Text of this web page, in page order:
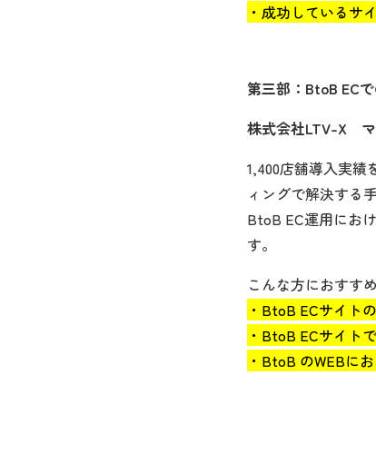
・成功しているサ
第三部：BtoB EC
株式会社LTV-X
1,400店舗導入実
ィングで解決する
BtoB EC運用にお
す。
こんな方におすす
・BtoB ECサイト
・BtoB ECサイト
・BtoB のWEBに